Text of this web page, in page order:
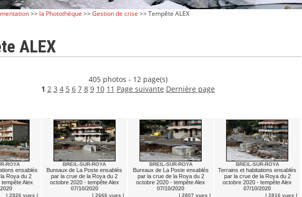
>> la Photothèque >>Gestion de crise >> Tempête ALEX
ALEX
405 photos - 12 page(s)
1 2 3 4 5 6 7 8 9 10 11 Page suivante Dernière page
ROYA
ensablés
Roya du 2
Alex
| 2926 vues |
BREIL-SUR-ROYA
Bureaux de La Poste ensablés
par la crue de la Roya du 2
octobre 2020 - tempête Alex
07/10/2020
| 2666 vues |
BREIL-SUR-ROYA
Bureaux de La Poste ensablés
par la crue de la Roya du 2
octobre 2020 - tempête Alex
07/10/2020
| 2807 vues |
BREIL-SUR-ROYA
Terrains et habitations ensablés
par la crue de la Roya du 2
octobre 2020 - tempête Alex
07/10/2020
| 2816 vues |